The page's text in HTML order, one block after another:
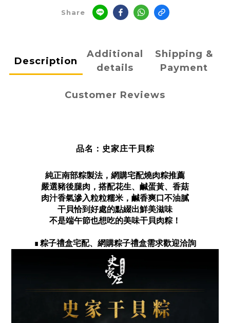
Share
Description
Additional
details
Shipping &
Payment
Customer Reviews
品名：史家庄干貝粽
純正南部粽製法，網購宅配燒肉粽推薦
嚴選豬後腿肉，搭配花生、鹹蛋黃、香菇
肉汁香氣滲入粒粒糯米，鹹香爽口不油膩
干貝恰到好處的點綴出鮮美滋味
不是端午節也想吃的美味干貝肉粽！
∎ 粽子禮盒宅配、網購粽子禮盒需求歡迎洽詢